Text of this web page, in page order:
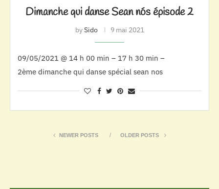
Dimanche qui danse Sean nós épisode 2
bySido 9 mai 2021
09/05/2021 @ 14 h 00 min – 17 h 30 min –
2ème dimanche qui danse spécial sean nos
NEWER POSTS OLDER POSTS